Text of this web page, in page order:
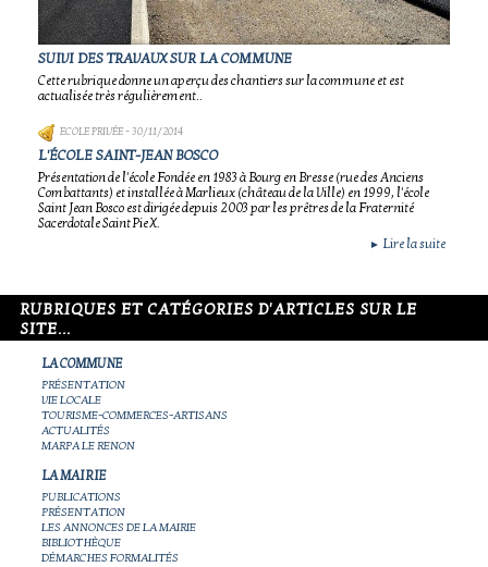
SUIVI DES TRAVAUX SUR LA COMMUNE
Cette rubrique donne un aperçu des chantiers sur la commune et est
actualisée très régulièrement..
ECOLE PRIVÉE- 30/11/2014
L'ÉCOLE SAINT-JEAN BOSCO
Présentation de l'école Fondée en 1983 à Bourg en Bresse (rue des Anciens
Combattants) et installée à Marlieux (château de la Ville) en 1999, l'école
Saint Jean Bosco est dirigée depuis 2003 par les prêtres de la Fraternité
Sacerdotale Saint Pie X.
► Lire la suite
RUBRIQUES ET CATÉGORIES D'ARTICLES SUR LE
SITE...
LA COMMUNE
PRÉSENTATION
VIE LOCALE
TOURISME-COMMERCES-ARTISANS
ACTUALITÉS
MARPA LE RENON
LA MAIRIE
PUBLICATIONS
PRÉSENTATION
LES ANNONCES DE LA MAIRIE
BIBLIOTHÈQUE
DÉMARCHES FORMALITÉS